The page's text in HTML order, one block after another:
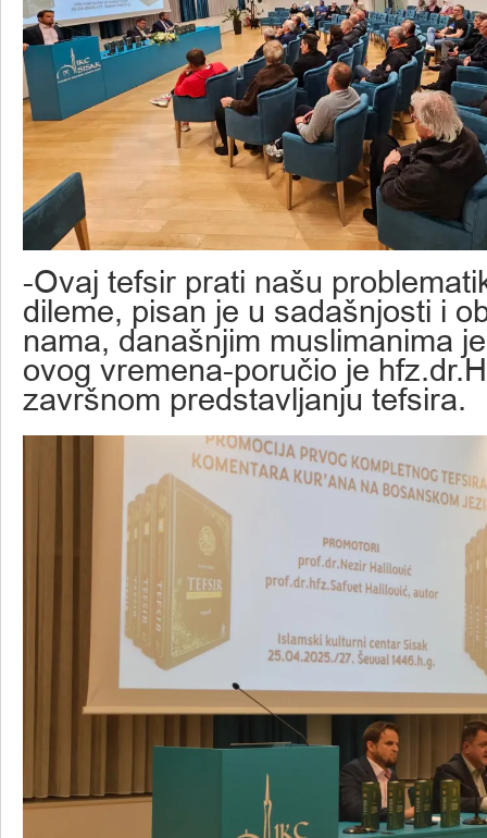
-Ovaj tefsir prati našu
dileme, pisan je u sadašnjosti i
nama, današnjim muslimanima
ovog vremena-poručio je
završnom predstavljanju tefsira.